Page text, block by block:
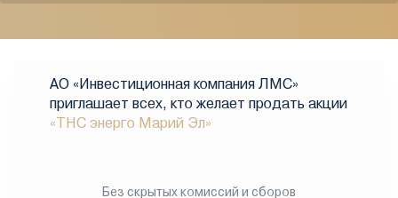
АО «Инвестиционная компания ЛМС»
приглашает всех, кто желает продать акции
«ТНС энерго Марий Эл»
Без скрытых комиссий и сборов